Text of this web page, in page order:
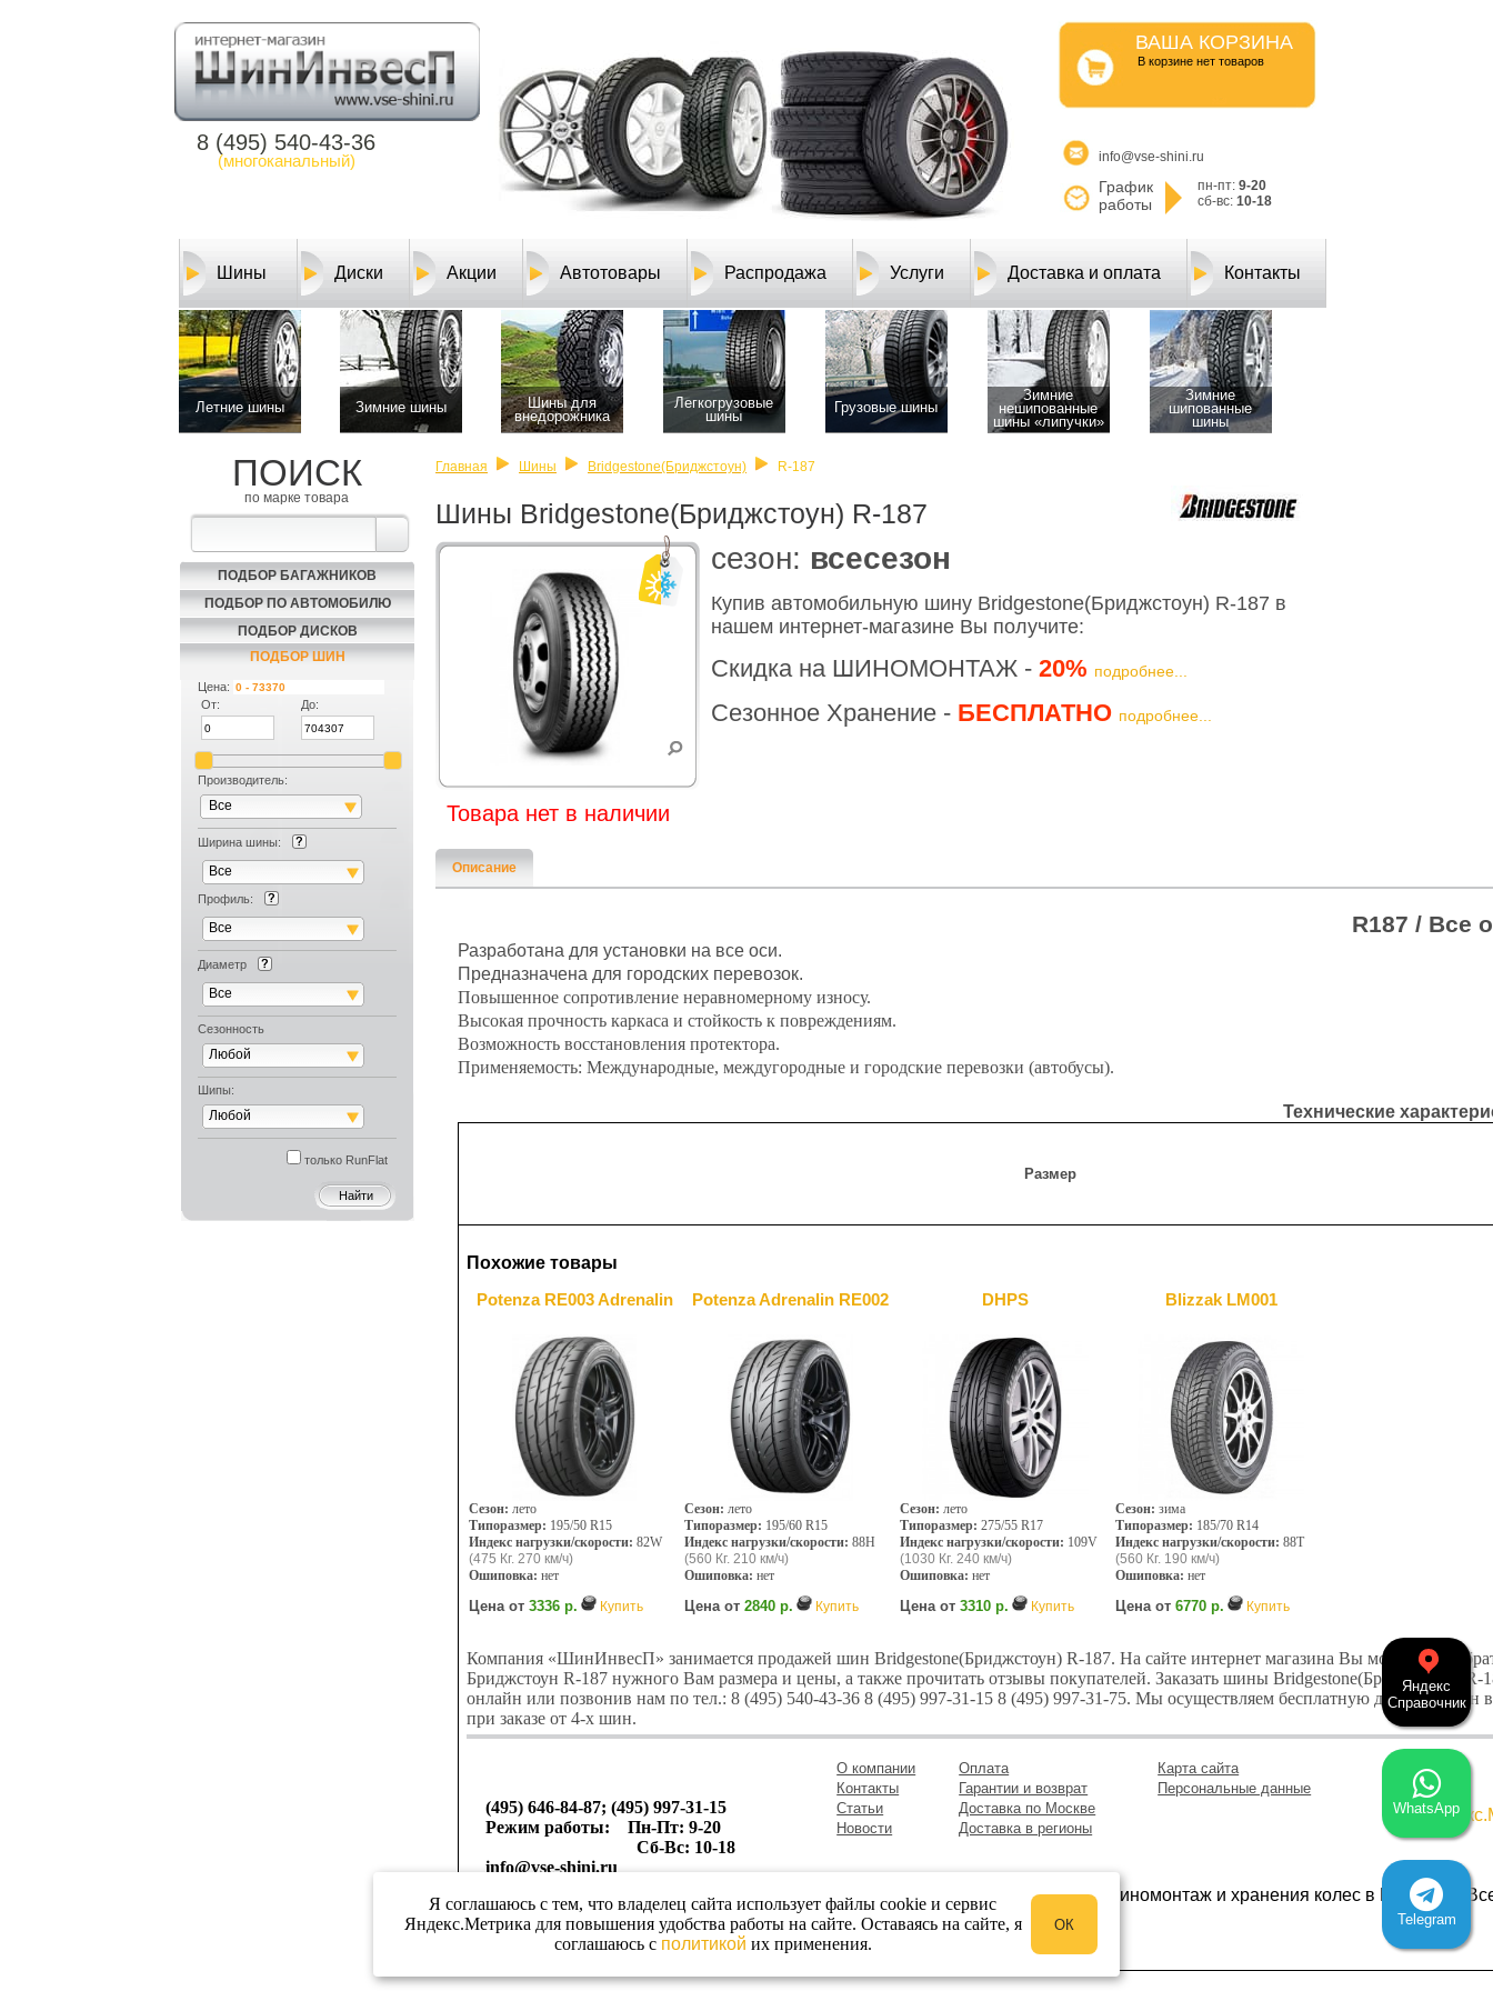
8 (495) 540-43-36
(многоканальный)
ВАША КОРЗИНА
B корзине нет товаров
info@vse-shini.ru
График
работы
пн-пт: 9-20
сб-вс: 10-18
Шины Диски Акции Автотовары Распродажа Услуги Доставка и оплата Контакты
Летние шины Зимние шины
Шины для
внедорожника
Легкогрузовые
шины
Грузовые шины
Зимние
нешипованные
шины «липучки»
Зимние
шипованные
шины
ПОИСК
по марке товара
ПОДБОР БАГАЖНИКОВ
ПОДБОР ПО АВТОМОБИЛЮ
ПОДБОР ДИСКОВ
ПОДБОР ШИН
Цена:
От:
До:
Производитель:
Все
Ширина шины:
Все
Профиль:
Все
Диаметр
Все
Сезонность
Любой
Шипы:
Любой
только RunFlat
Главная Шины Bridgestone(Бриджстоун) R-187
Шины Bridgestone(Бриджстоун) R-187
cезон: всесезон
Купив автомобильную шину Bridgestone(Бриджстоун) R-187 в
нашем интернет-магазине Вы получите:
Скидка на ШИНОМОНТАЖ - 20% подробнее...
Сезонное Хранение - БЕСПЛАТНО подробнее...
Товара нет в наличии
Описание
R187 / Все
Разработана для установки на все оси.
Предназначена для городских перевозок.
Повышенное сопротивление неравномерному износу.
Высокая прочность каркаса и стойкость к повреждениям.
Возможность восстановления протектора.
Применяемость: Международные, междугородные и городские перевозки (автобусы).
Технические
Размер
Похожие товары
Potenza RE003 Adrenalin
Сезон: лето
Типоразмер: 195/50 R15
Индекс нагрузки/скорости: 82W
(475 Кг. 270 км/ч)
Ошиповка: нет
Цена от3336 р. Купить
Potenza Adrenalin RE002
Сезон: лето
Типоразмер: 195/60 R15
Индекс нагрузки/скорости: 88H
(560 Кг. 210 км/ч)
Ошиповка: нет
Цена от2840 р. Купить
DHPS
Сезон: лето
Типоразмер: 275/55 R17
Индекс нагрузки/скорости: 109V
(1030 Кг. 240 км/ч)
Ошиповка: нет
Цена от3310 р. Купить
Blizzak LM001
Сезон: зима
Типоразмер: 185/70 R14
Индекс нагрузки/скорости: 88T
(560 Кг. 190 км/ч)
Ошиповка: нет
Цена от6770 р. Купить
Компания «ШинИнвесП» занимается продажей шин Bridgestone(Бриджстоун) R-187. На сайте интернет магазина Вы можете
Бриджстоун R-187 нужного Вам размера и цены, а также прочитать отзывы покупателей. Заказать шины Bridgestone(Бриджстоун)
онлайн или позвонив нам по тел.: 8 (495) 540-43-36 8 (495) 997-31-15 8 (495) 997-31-75. Мы осуществляем бесплатную доставку
при заказе от 4-х шин.
(495) 646-84-87; (495) 997-31-15
Режим работы: Пн-Пт: 9-20
Сб-Вс: 10-18
info@vse-shini.ru
О компании
Контакты
Статьи
Новости
Оплата
Гарантии и возврат
Доставка по Москве
Доставка в регионы
Карта сайта
Персональные данные
Я соглашаюсь с тем, что владелец сайта использует файлы cookie и сервис
Яндекс.Метрика для повышения удобства работы на сайте. Оставаясь на сайте, я
соглашаюсь с политикой их применения.
ОК
Шинный центр Шинивесп: продажа шин и дисков, автосервис в Марьино, шиномонтаж и хранения колес в ЮВАО ©
2025.
Яндекс
Справочник
WhatsApp
Telegram